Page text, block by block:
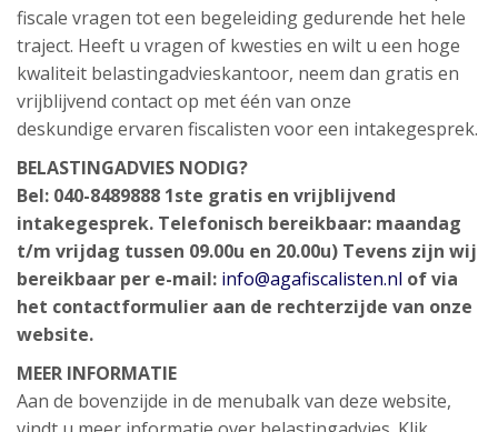
fiscale vragen tot een begeleiding gedurende het hele
traject. Heeft u vragen of kwesties en wilt u een hoge
kwaliteit belastingadvieskantoor, neem dan gratis en
vrijblijvend contact op met één van onze
deskundige ervaren fiscalisten voor een intakegesprek.
BELASTINGADVIES NODIG?
Bel: 040-8489888 1ste gratis en vrijblijvend
intakegesprek. Telefonisch bereikbaar: maandag
t/m vrijdag tussen 09.00u en 20.00u) Tevens zijn wij
bereikbaar per e-mail: info@agafiscalisten.nl of via
het contactformulier aan de rechterzijde van onze
website.
MEER INFORMATIE
Aan de bovenzijde in de menubalk van deze website,